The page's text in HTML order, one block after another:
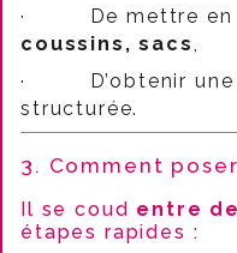
·
De mettre
coussins, sacs
·
D’obtenir
structurée.
3. Comment
Il se coud entre
étapes rapides :